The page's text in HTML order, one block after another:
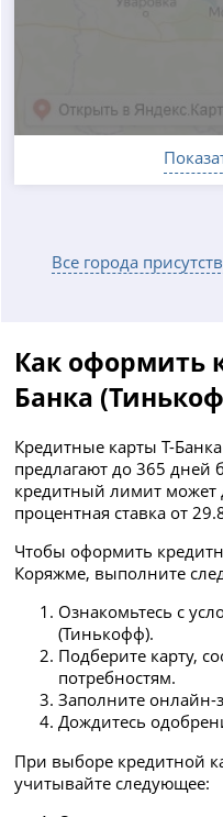
Все города
Как оформить
Банка
Кредитные карты Т-
предлагают до 365 дней
кредитный лимит может
процентная ставка от
Чтобы оформить
Коряжме, выполните
Ознакомьтесь с
(Тинькофф).
Подберите карту,
потребностям.
Заполните онлайн-
Дождитесь
При выборе кредитной
учитывайте следующее: